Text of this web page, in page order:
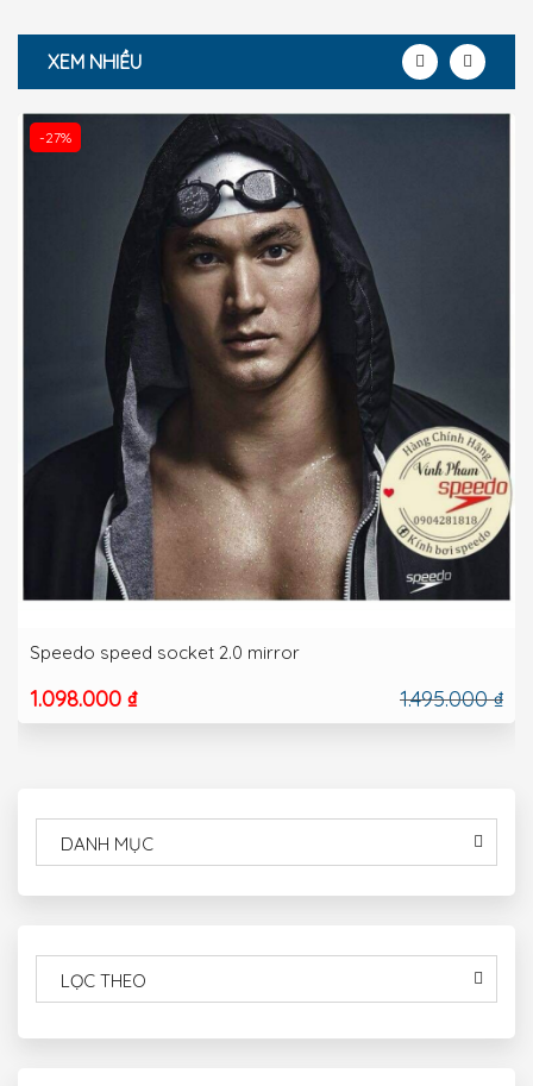
XEM NHIỀU
-27%
Speedo speed socket 2.0 mirror
1.098.000 ₫ 1.495.000 ₫
DANH MỤC
LỌC THEO